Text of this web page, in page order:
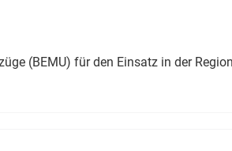
(BEMU) für den Einsatz in der